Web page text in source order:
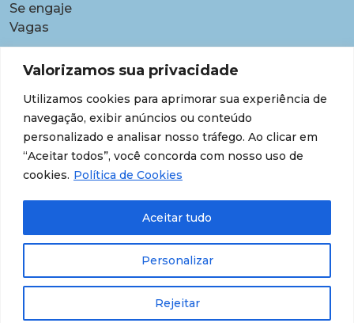
Valorizamos sua privacidade
Utilizamos cookies para aprimorar sua experiência de
navegação, exibir anúncios ou conteúdo
personalizado e analisar nosso tráfego. Ao clicar em
“Aceitar todos”, você concorda com nosso uso de
cookies. Política de Cookies
Personalizar
Rejeitar
Aceitar tudo
Se engaje
Vagas
Pautas
Carreiras
Contratações temporárias
Equidade étnico-racial
Equidade para Mulheres
Gestão de desempenho e desenvolvimento
Transparência de dados sobre lideranças